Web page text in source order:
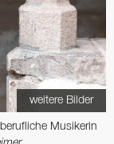
weitere Bilder
Musikerin